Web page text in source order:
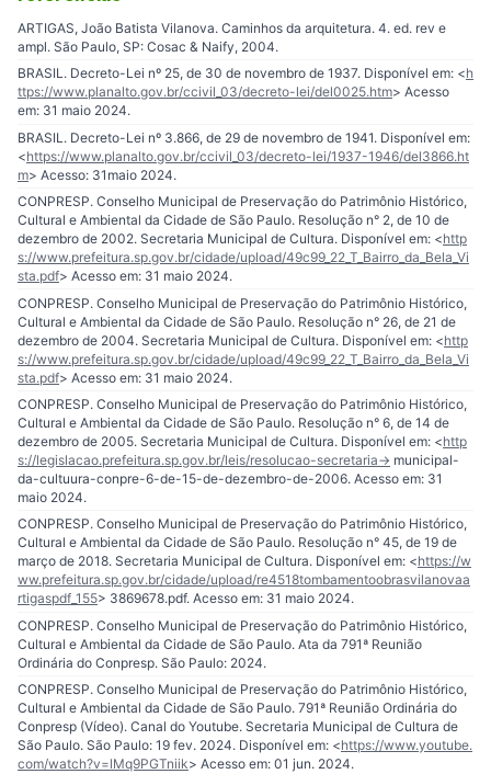
ARTIGAS, João Batista Vilanova. Caminhos da arquitetura. 4. ed. rev e
ampl. São Paulo, SP: Cosac & Naify, 2004.
BRASIL. Decreto-Lei nº 25, de 30 de novembro de 1937. Disponível em: <h
ttps://www.planalto.gov.br/ccivil_03/decreto-lei/del0025.htm> Acesso
em: 31 maio 2024.
BRASIL. Decreto-Lei nº 3.866, de 29 de novembro de 1941. Disponível em:
<https://www.planalto.gov.br/ccivil_03/decreto-lei/1937-1946/del3866.ht
m> Acesso: 31maio 2024.
CONPRESP. Conselho Municipal de Preservação do Patrimônio Histórico,
Cultural e Ambiental da Cidade de São Paulo. Resolução n° 2, de 10 de
dezembro de 2002. Secretaria Municipal de Cultura. Disponível em: <http
s://www.prefeitura.sp.gov.br/cidade/upload/49c99_22_T_Bairro_da_Bela_Vi
sta.pdf> Acesso em: 31 maio 2024.
CONPRESP. Conselho Municipal de Preservação do Patrimônio Histórico,
Cultural e Ambiental da Cidade de São Paulo. Resolução n° 26, de 21 de
dezembro de 2004. Secretaria Municipal de Cultura. Disponível em: <http
s://www.prefeitura.sp.gov.br/cidade/upload/49c99_22_T_Bairro_da_Bela_Vi
sta.pdf> Acesso em: 31 maio 2024.
CONPRESP. Conselho Municipal de Preservação do Patrimônio Histórico,
Cultural e Ambiental da Cidade de São Paulo. Resolução n° 6, de 14 de
dezembro de 2005. Secretaria Municipal de Cultura. Disponível em: <http
s://legislacao.prefeitura.sp.gov.br/leis/resolucao-secretaria- > municipal-
da-cultuura-conpre-6-de-15-de-dezembro-de-2006. Acesso em: 31
maio 2024.
CONPRESP. Conselho Municipal de Preservação do Patrimônio Histórico,
Cultural e Ambiental da Cidade de São Paulo. Resolução n° 45, de 19 de
março de 2018. Secretaria Municipal de Cultura. Disponível em: <https://w
ww.prefeitura.sp.gov.br/cidade/upload/re4518tombamentoobrasvilanovaa
rtigaspdf_155> 3869678.pdf. Acesso em: 31 maio 2024.
CONPRESP. Conselho Municipal de Preservação do Patrimônio Histórico,
Cultural e Ambiental da Cidade de São Paulo. Ata da 791ª Reunião
Ordinária do Conpresp. São Paulo: 2024.
CONPRESP. Conselho Municipal de Preservação do Patrimônio Histórico,
Cultural e Ambiental da Cidade de São Paulo. 791ª Reunião Ordinária do
Conpresp (Vídeo). Canal do Youtube. Secretaria Municipal de Cultura de
São Paulo. São Paulo: 19 fev. 2024. Disponível em: <https://www.youtube.
com/watch?v=lMq9PGTniik> Acesso em: 01 jun. 2024.